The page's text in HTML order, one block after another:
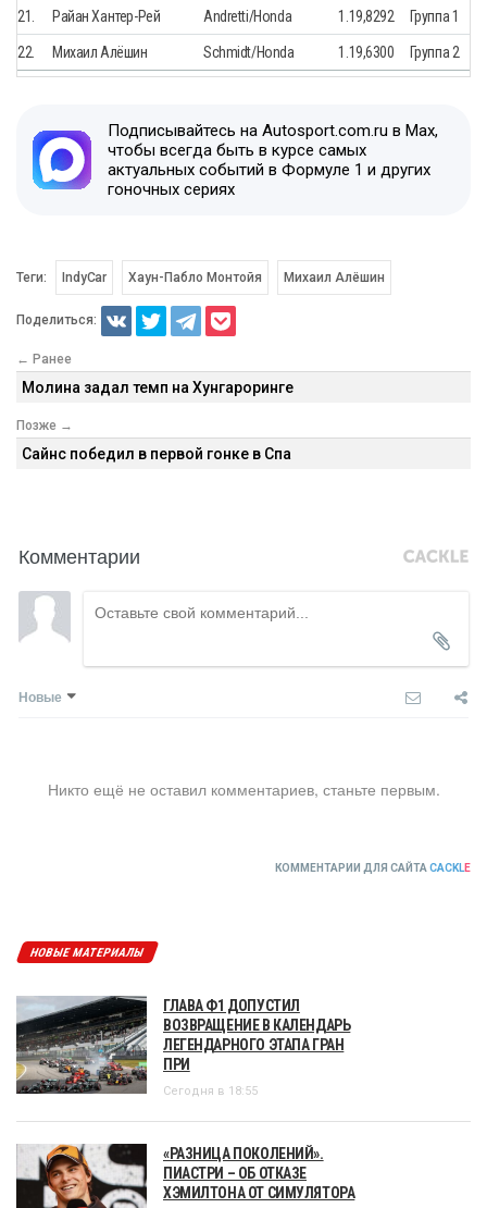
21. Райан Хантер-Рей Andretti/Honda 1.19,8292 Группа 1
22. Михаил Алёшин Schmidt/Honda 1.19,6300 Группа 2
Подписывайтесь на Autosport.com.ru в Max,
чтобы всегда быть в курсе самых
актуальных событий в Формуле 1 и других
гоночных сериях
Теги: IndyCar Хаун-Пабло Монтойя Михаил Алёшин
Поделиться:
← Ранее
Молина задал темп на Хунгароринге
Позже →
Сайнс победил в первой гонке в Спа
Комментарии
Новые
Никто ещё не оставил комментариев, станьте первым.
КОММЕНТАРИИ ДЛЯ САЙТА CACKLE
НОВЫЕ МАТЕРИАЛЫ
ГЛАВА Ф1 ДОПУСТИЛ
ВОЗВРАЩЕНИЕ В КАЛЕНДАРЬ
ЛЕГЕНДАРНОГО ЭТАПА ГРАН
ПРИ
Сегодня в 18:55
«РАЗНИЦА ПОКОЛЕНИЙ».
ПИАСТРИ – ОБ ОТКАЗЕ
ХЭМИЛТОНА ОТ СИМУЛЯТОРА